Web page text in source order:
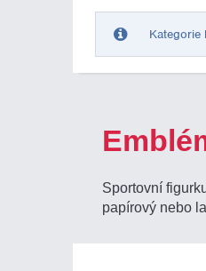
Kategorie
Sportovní
papírový nebo